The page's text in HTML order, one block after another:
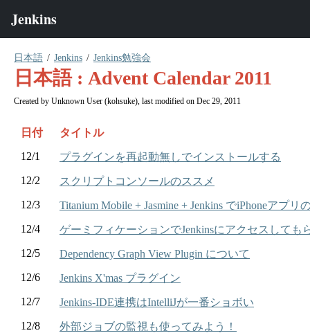
日本語 Jenkins Jenkins勉強会
日本語 : Advent Calendar 2011
Created by Unknown User (kohsuke), last modified on Dec 29, 2011
日付
タイトル
12/1
プラグインを再起動無しでインストールする
12/2
スクリプトコンソールのススメ
12/3
Titanium Mobile + Jasmine + Jenkins でiPhoneアプ
12/4
ゲーミフィケーションでJenkinsにアクセスしても
12/5
Dependency Graph View Plugin について
12/6
Jenkins X'mas プラグイン
12/7
Jenkins-IDE連携はIntelliJが一番ショボい
12/8
外部ジョブの監視も使ってみよう！